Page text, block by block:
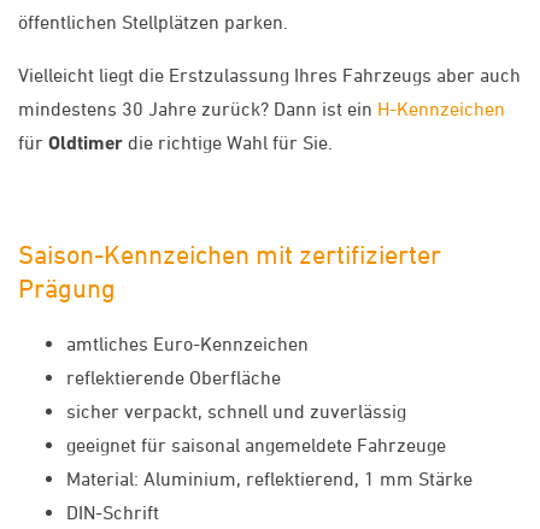
öffentlichen Stellplätzen parken.
Vielleicht liegt die Erstzulassung Ihres Fahrzeugs aber auch
mindestens 30 Jahre zurück? Dann ist ein H-Kennzeichen
für Oldtimer die richtige Wahl für Sie.
Saison-Kennzeichen mit zertifizierter
Prägung
amtliches Euro-Kennzeichen
reflektierende Oberfläche
sicher verpackt, schnell und zuverlässig
geeignet für saisonal angemeldete Fahrzeuge
Material: Aluminium, reflektierend, 1 mm Stärke
DIN-Schrift